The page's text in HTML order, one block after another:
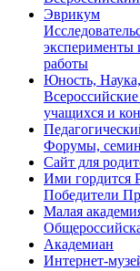
Эврикум
эксперименты
работы
Юность, Наука,
учащихся и
Форумы,
Сайт для
Ими гордится
Победители
Малая
Академиан
Интернет-